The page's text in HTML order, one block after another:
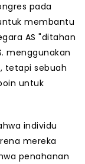
pada
membantu
AS "ditahan
menggunakan
tetapi sebuah
untuk
individu
mereka
penahanan